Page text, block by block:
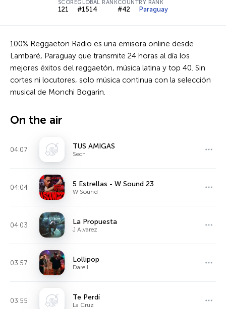
SCORE
121
GLOBAL RANK
#1514
COUNTRY RANK
#42 Paraguay
100% Reggaeton Radio es una emisora online desde
Lambaré, Paraguay que transmite 24 horas al día los
mejores éxitos del reggaetón, música latina y top 40. Sin
cortes ni locutores, solo música continua con la selección
musical de Monchi Bogarin.
On the air
04:07 TUS AMIGAS
Sech
04:04 5 Estrellas - W Sound 23
W Sound
04:03 La Propuesta
J Alvarez
03:57 Lollipop
Darell
03:55 Te Perdí
La Cruz